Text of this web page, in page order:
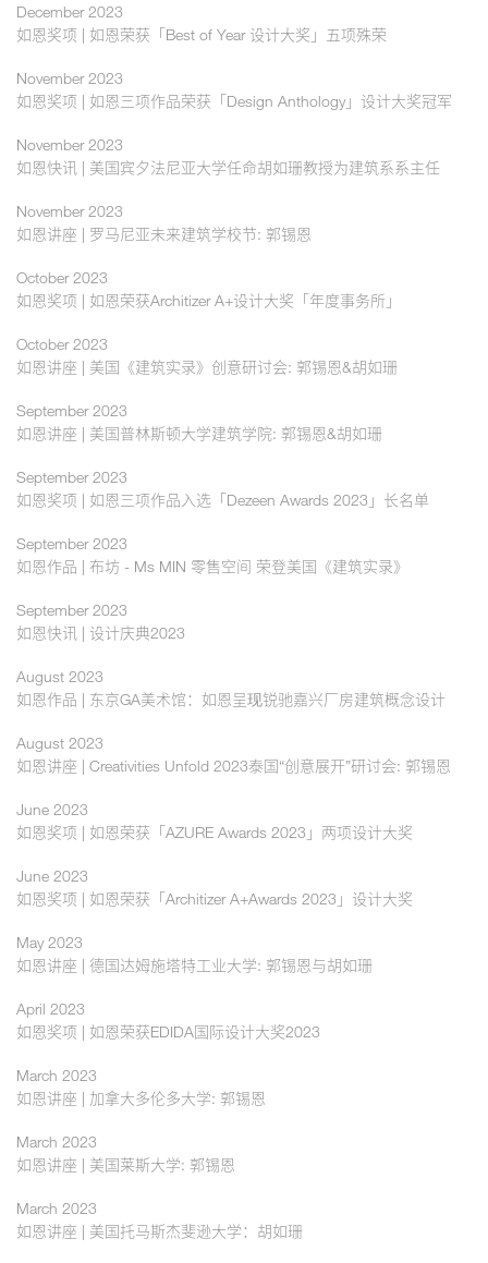
December 2023
如恩奖项 | 如恩荣获「Best of Year 设计大奖」五项殊荣
November 2023
如恩奖项 | 如恩三项作品荣获「Design Anthology」设计大奖冠军
November 2023
如恩快讯 | 美国宾夕法尼亚大学任命胡如珊教授为建筑系系主任
November 2023
如恩讲座 | 罗马尼亚未来建筑学校节: 郭锡恩
October 2023
如恩奖项 | 如恩荣获Architizer A+设计大奖「年度事务所」
October 2023
如恩讲座 | 美国《建筑实录》创意研讨会: 郭锡恩&胡如珊
September 2023
如恩讲座 | 美国普林斯顿大学建筑学院: 郭锡恩&胡如珊
September 2023
如恩奖项 | 如恩三项作品入选「Dezeen Awards 2023」长名单
September 2023
如恩作品 | 布坊 - Ms MIN 零售空间 荣登美国《建筑实录》
September 2023
如恩快讯 | 设计庆典2023
August 2023
如恩作品 | 东京GA美术馆：如恩呈现锐驰嘉兴厂房建筑概念设计
August 2023
如恩讲座 | Creativities Unfold 2023泰国“创意展开”研讨会: 郭锡恩
June 2023
如恩奖项 | 如恩荣获「AZURE Awards 2023」两项设计大奖
June 2023
如恩奖项 | 如恩荣获「Architizer A+Awards 2023」设计大奖
May 2023
如恩讲座 | 德国达姆施塔特工业大学: 郭锡恩与胡如珊
April 2023
如恩奖项 | 如恩荣获EDIDA国际设计大奖2023
March 2023
如恩讲座 | 加拿大多伦多大学: 郭锡恩
March 2023
如恩讲座 | 美国莱斯大学: 郭锡恩
March 2023
如恩讲座 | 美国托马斯杰斐逊大学：胡如珊